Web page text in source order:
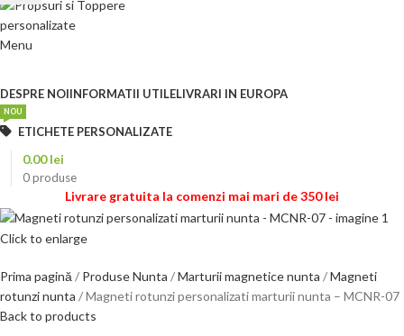
Menu
DESPRE NOIINFORMATII UTILELIVRARI IN EUROPA
ETICHETE PERSONALIZATE
NOU
0produse
0.00lei
Livrare gratuita la comenzi mai mari de 350 lei
Click to enlarge
Prima pagină Produse Nunta Marturii magnetice nunta
Magneti
rotunzi nunta
Magneti rotunzi personalizati marturii nunta – MCNR-07
Back to products